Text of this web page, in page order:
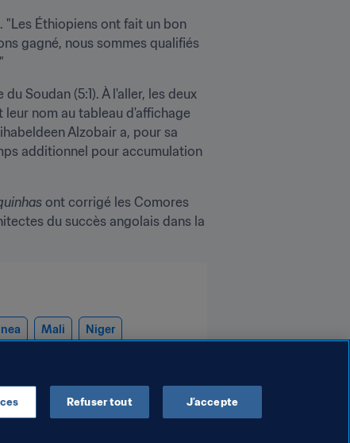
"Les Éthiopiens ont fait un bon
gagné, nous sommes qualifiés
Soudan (5:1). À l'aller, les deux
nom au tableau d'affichage
Alzobair a, pour sa
additionnel pour accumulation
ont corrigé les Comores
du succès angolais dans la
Mali Niger
Refuser tout J’accepte